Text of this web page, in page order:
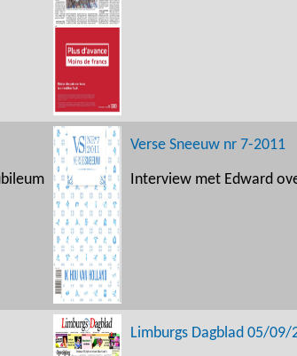
Verse Sneeuw nr 7-2011
Interview met Edward
Limburgs Dagblad 05/09/